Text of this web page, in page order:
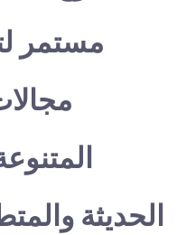
مستمر
الحديثة